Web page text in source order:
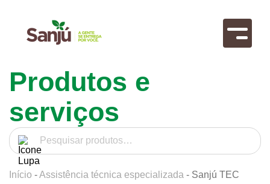
Produtos e
serviços
Pesquisar
por:
Início -Assistência técnica especializada - Sanjú TEC